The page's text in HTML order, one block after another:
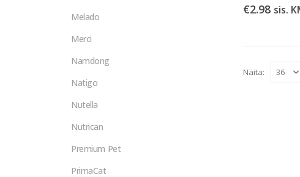
€2.98 sis.
Näita:
Melado
Merci
Namdong
Natigo
Nutella
Nutrican
Premium Pet
PrimaCat